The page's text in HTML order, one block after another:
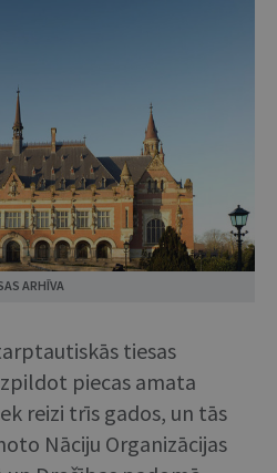
ARHĪVA
tiesas
piecas amata
reizi trīs gados, un tās
Nāciju Organizācijas